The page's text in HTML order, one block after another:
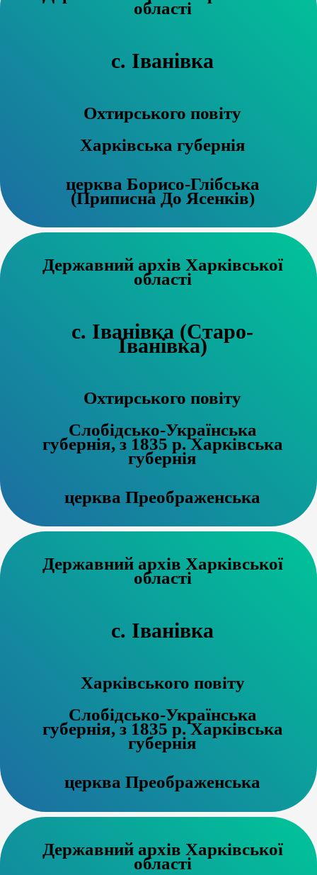
області
с. Іванівка
Охтирського повіту
Харківська губернія
церква Борисо-Глібська
(Приписна До Ясенків)
Державний архів Харківської
області
с. Іванівка (Старо-
Іванівка)
Охтирського повіту
Слобідсько-Українська
губернія, з 1835 р. Харківська
губернія
церква Преображенська
Державний архів Харківської
області
с. Іванівка
Харківського повіту
Слобідсько-Українська
губернія, з 1835 р. Харківська
губернія
церква Преображенська
Державний архів Харківської
області